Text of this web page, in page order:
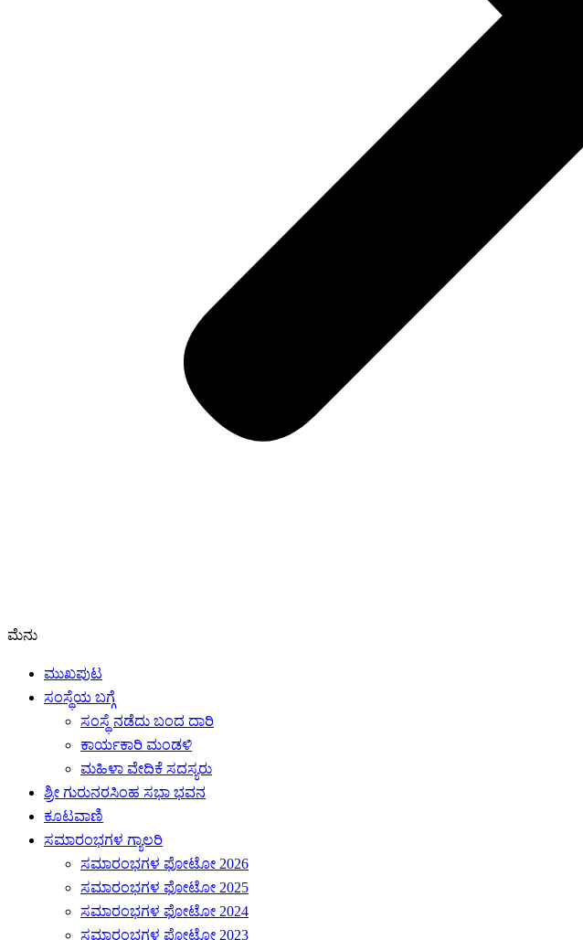
ಮೆನು
ಮುಖಪುಟ
ಸಂಸ್ಥೆಯ ಬಗ್ಗೆ
ಸಂಸ್ಥೆ ನಡೆದು ಬಂದ ದಾರಿ
ಕಾರ್ಯಕಾರಿ ಮಂಡಳಿ
ಮಹಿಳಾ ವೇದಿಕೆ ಸದಸ್ಯರು
ಶ್ರೀ ಗುರುನರಸಿಂಹ ಸಭಾ ಭವನ
ಕೂಟವಾಣಿ
ಸಮಾರಂಭಗಳ ಗ್ಯಾಲರಿ
ಸಮಾರಂಭಗಳ ಫೋಟೋ 2026
ಸಮಾರಂಭಗಳ ಫೋಟೋ 2025
ಸಮಾರಂಭಗಳ ಫೋಟೋ 2024
ಸಮಾರಂಭಗಳ ಫೋಟೋ 2023